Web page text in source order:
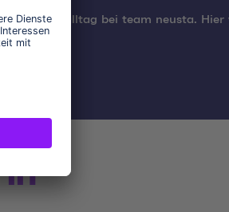
Arbeitsalltag bei team neusta.